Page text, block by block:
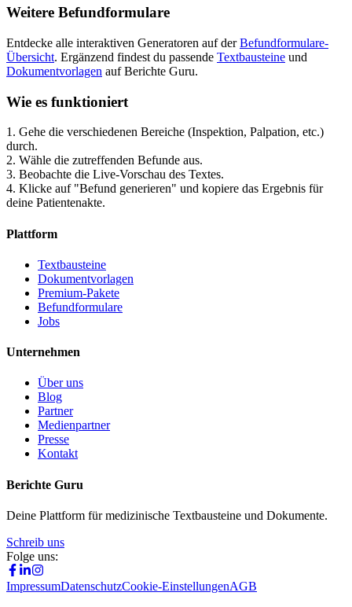
Weitere Befundformulare
Entdecke alle interaktiven Generatoren auf der Befundformulare-
Übersicht. Ergänzend findest du passende Textbausteine und
Dokumentvorlagen auf Berichte Guru.
Wie es funktioniert
1. Gehe die verschiedenen Bereiche (Inspektion, Palpation, etc.)
durch.
2. Wähle die zutreffenden Befunde aus.
3. Beobachte die Live-Vorschau des Textes.
4. Klicke auf "Befund generieren" und kopiere das Ergebnis für
deine Patientenakte.
Plattform
Textbausteine
Dokumentvorlagen
Premium-Pakete
Befundformulare
Jobs
Unternehmen
Über uns
Blog
Partner
Medienpartner
Presse
Kontakt
Berichte Guru
Deine Plattform für medizinische Textbausteine und Dokumente.
Schreib uns
Folge uns:
ImpressumDatenschutzCookie-EinstellungenAGB